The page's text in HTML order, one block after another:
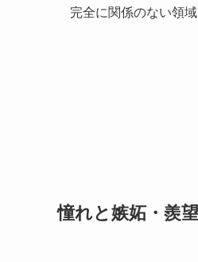
完全に関係のない領
憧れと嫉妬・羨